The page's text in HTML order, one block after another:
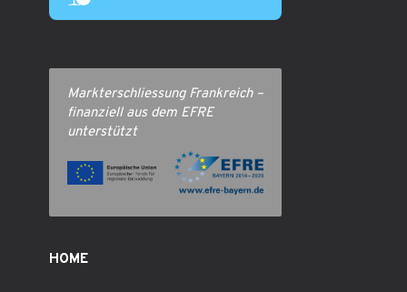
Markterschliessung Frankreich –
finanziell aus dem EFRE
unterstützt
HOME